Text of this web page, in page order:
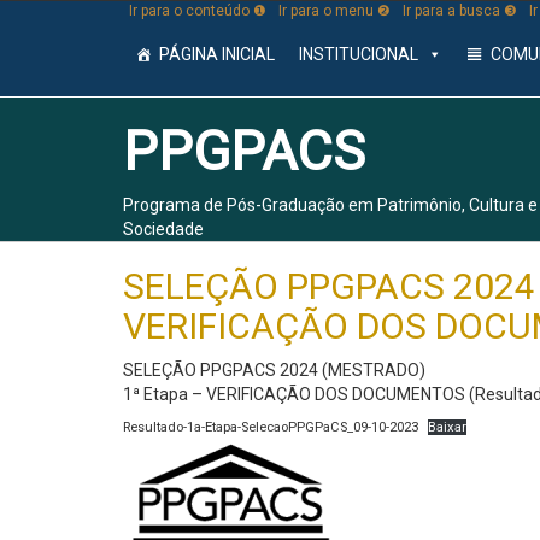
Ir para o conteúdo ❶ Ir para o menu ❷ Ir para a busca ❸
PÁGINA INICIAL INSTITUCIONAL
PPGPACS
Programa de Pós-Graduação em Patrimônio, Cultura e
Sociedade
SELEÇÃO PPGPACS
VERIFICAÇÃO DOS
SELEÇÃO PPGPACS 2024 (MESTRADO)
1ª Etapa – VERIFICAÇÃO DOS DOCUMENTOS
Resultado-1a-Etapa-SelecaoPPGPaCS_09-10-2023 Baixar